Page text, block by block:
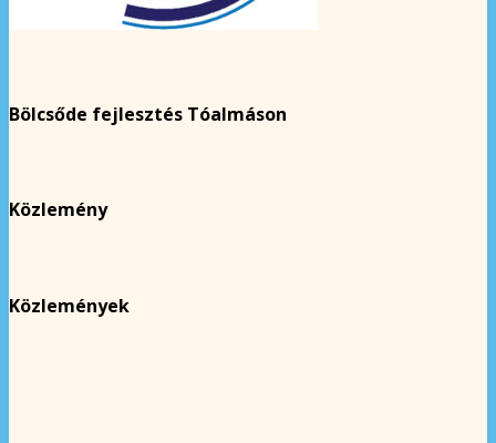
Bölcsőde fejlesztés Tóalmáson
Közlemény
Közlemények